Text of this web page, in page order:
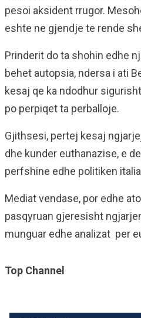
pesoi aksident rrugor.
eshte ne gjendje te rende
Prinderit do ta shohin edhe
behet autopsia, ndersa i ati
kesaj qe ka ndodhur
po perpiqet ta perballoje.
Gjithsesi, pertej kesaj
dhe kunder euthanazise, e
perfshine edhe politiken
Mediat vendase, por edhe
pasqyruan gjeresisht
munguar edhe analizat per
Top Channel